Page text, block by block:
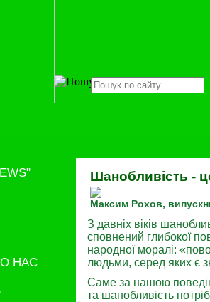
НАС
Шанобливість -
Максим Рохов,
З давніх віків
сповнений глибокої
народної моралі:
людьми, серед яких є
Саме за нашою
та шанобливість